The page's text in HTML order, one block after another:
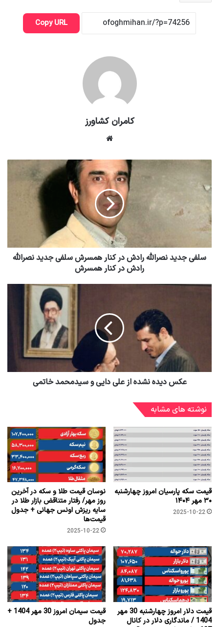
Copy URL
کامران کشاورز
سلفی جدید نصرالله رادش در کنار همسرش سلفی جدید نصرالله
رادش در کنار همسرش
عکس دیده نشده از علی دایی و سیدمحمد خاتمی
نوشته های مشابه
قیمت سکه پارسیان امروز چهارشنبه
۳۰ مهر ۱۴۰۴
2025-10-22
نوسان قیمت طلا و سکه در آخرین
روز مهر/ رفتار متناقض بازار طلا در
سایه ریزش اونس جهانی + جدول
قیمت‌ها
2025-10-22
قیمت دلار امروز چهارشنبه 30 مهر
1404 / ماندگاری دلار در کانال
قیمت سیمان امروز 30 مهر 1404 +
جدول